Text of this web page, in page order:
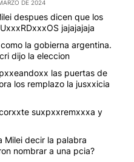
DE 2024
despues dicen que los
jajajajaja
la gobierna argentina.
dijo la eleccion
las puertas de
los remplazo la jusxxicia
suxpxxremxxxa y
Milei decir la palabra
nombrar a una pcia?